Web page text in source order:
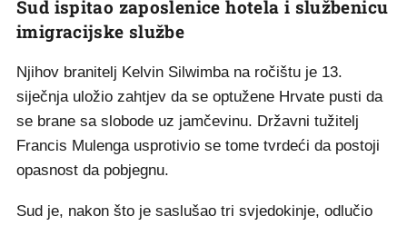
Sud ispitao zaposlenice hotela i službenicu
imigracijske službe
Njihov branitelj Kelvin Silwimba na ročištu je 13.
siječnja uložio zahtjev da se optužene Hrvate pusti da
se brane sa slobode uz jamčevinu. Državni tužitelj
Francis Mulenga usprotivio se tome tvrdeći da postoji
opasnost da pobjegnu.
Sud je, nakon što je saslušao tri svjedokinje, odlučio